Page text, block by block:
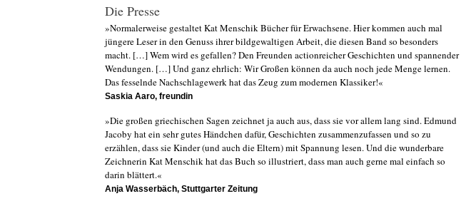
Die Presse
»Normalerweise gestaltet Kat Menschik Bücher für Erwachsene. Hier kommen auch mal
jüngere Leser in den Genuss ihrer bildgewaltigen Arbeit, die diesen Band so besonders
macht. […] Wem wird es gefallen? Den Freunden actionreicher Geschichten und spannender
Wendungen. […] Und ganz ehrlich: Wir Großen können da auch noch jede Menge lernen.
Das fesselnde Nachschlagewerk hat das Zeug zum modernen Klassiker!«
Saskia Aaro, freundin
»Die großen griechischen Sagen zeichnet ja auch aus, dass sie vor allem lang sind. Edmund
Jacoby hat ein sehr gutes Händchen dafür, Geschichten zusammenzufassen und so zu
erzählen, dass sie Kinder (und auch die Eltern) mit Spannung lesen. Und die wunderbare
Zeichnerin Kat Menschik hat das Buch so illustriert, dass man auch gerne mal einfach so
darin blättert.«
Anja Wasserbäch, Stuttgarter Zeitung